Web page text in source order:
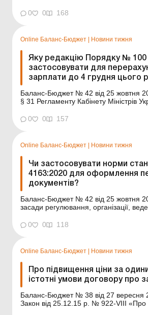
професійні творчі працівники
права на творчу відпустку для
0 0 168
Online Баланс-Бюджет | Новини тижня
Яку редакцію Порядку № 100
застосовувати для
зарплати до 4 грудня цього
Баланс-Бюджет № 42 від 25 жовтня
§ 31 Регламенту Кабінету Міністрів
постанова КМУ від 01.09.2021 № 917
обчислення середньої заробітної
0 0 157
Online Баланс-Бюджет Новини тижня
Чи застосовувати норми
4163:2020 для оформлення
документів?
Баланс-Бюджет № 42 від 25 жовтня
засади регулювання, організації,
16.07.1999 № 996-XIV «Про
фінансову звітність в Україні» (далі
0 0 118
Online Баланс-Бюджет Новини тижня
Про підвищення ціни за
істотні умови договору про
Баланс-Бюджет № 38 від 27 вересня
Закон від 25.12.15 р. № 922-VIII «Про